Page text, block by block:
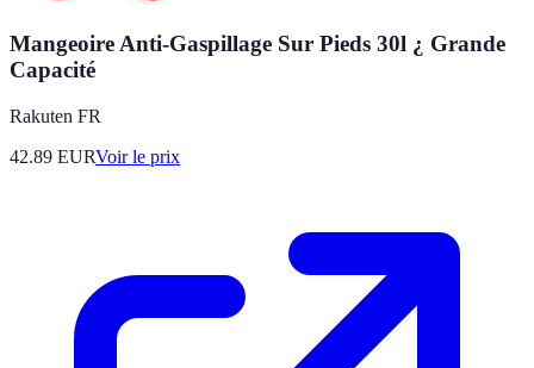
Mangeoire Anti-Gaspillage Sur Pieds 30l ¿ Grande
Capacité
Rakuten FR
42.89 EURVoir le prix